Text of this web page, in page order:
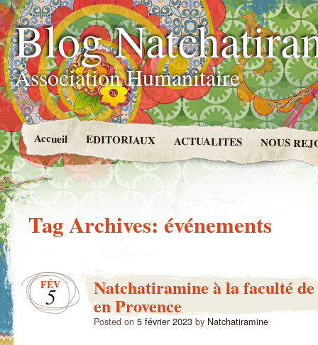
Blog
Association Humanitaire
Accueil EDITORIAUX ACTUALITES NOUS
Tag Archives: événements
FÉV
5 Natchatiramine à la faculté
en Provence
Posted on 5 février 2023 by Natchatiramine